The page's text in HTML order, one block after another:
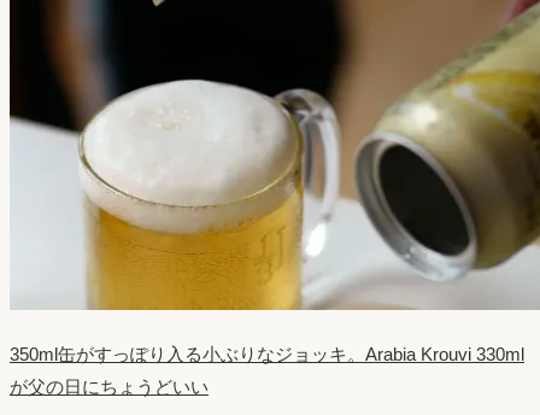
350ml缶がすっぽり入る小ぶりなジョッキ。Arabia Krouvi 330ml
が父の日にちょうどいい